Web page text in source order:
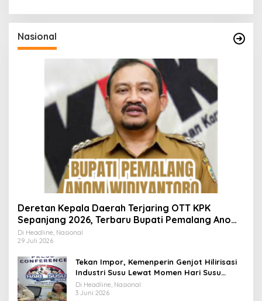
Nasional
Deretan Kepala Daerah Terjaring OTT KPK
Sepanjang 2026, Terbaru Bupati Pemalang Anom
Widiyantoro
Di Headline, Nasional
29 Juli 2026
Tekan Impor, Kemenperin Genjot Hilirisasi
Industri Susu Lewat Momen Hari Susu
Nusantara 2026
Di Headline, Nasional
3 Juni 2026